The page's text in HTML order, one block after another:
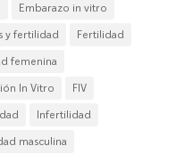
Embarazo in vitro
y fertilidad
Fertilidad
femenina
In Vitro
FIV
Infertilidad
masculina